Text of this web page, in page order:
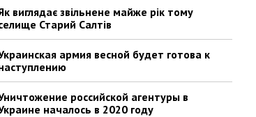
виглядає звільнене майже рік тому
Старий Салтів
армия весной будет готова к
российской агентуры в
началось в 2020 году